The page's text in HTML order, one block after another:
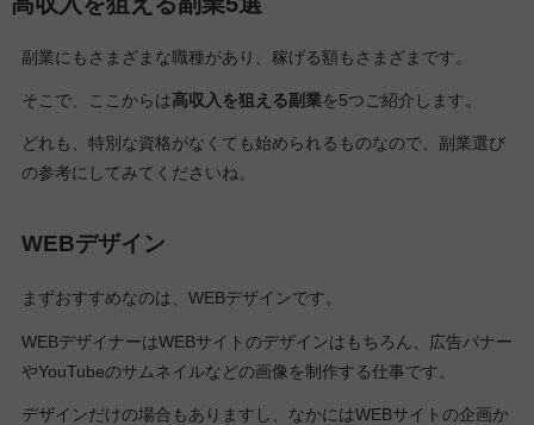
副業にもさまざまな職種があり、稼げる額もさまざまです。
そこで、ここからは高収入を狙える副業を5つご紹介します。
どれも、特別な資格がなくても始められるものなので、副業選び
の参考にしてみてくださいね。
WEBデザイン
まずおすすめなのは、WEBデザインです。
WEBデザイナーはWEBサイトのデザインはもちろん、広告バナー
やYouTubeのサムネイルなどの画像を制作する仕事です。
デザインだけの場合もありますし、なかにはWEBサイトの企画か